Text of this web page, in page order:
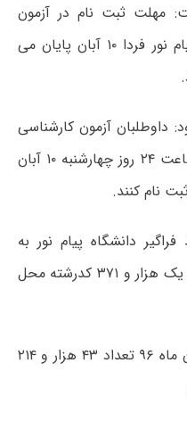
مهلت ثبت نام در آزمون
کارشناسی ارشد فراگیر دانشگاه پیام نور فردا ۱۰ آبان پایان می
داوطلبان آزمون کارشناسی
ارشد فراگیر دانشگاه پیام نور تا ساعت ۲۴ روز چهارشنبه ۱۰ آبان
دانشگاه پیام نور به
منظور پذیرش ۳۱ هزار و ۶۰ نفر در یک هزار و ۳۷۱ کدرشته محل
توکلی اظهار داشت: تا امروز ۹ آبان ماه ۹۶ تعداد ۴۳ هزار و ۲۱۴